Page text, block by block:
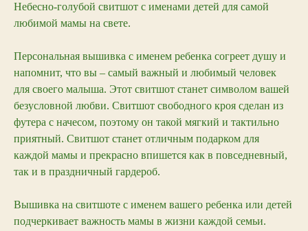
Небесно-голубой свитшот с именами детей для самой
любимой мамы на свете.
Персональная вышивка с именем ребенка согреет душу и
напомнит, что вы – самый важный и любимый человек
для своего малыша. Этот свитшот станет символом вашей
безусловной любви. Свитшот свободного кроя сделан из
футера с начесом, поэтому он такой мягкий и тактильно
приятный. Свитшот станет отличным подарком для
каждой мамы и прекрасно впишется как в повседневный,
так и в праздничный гардероб.
Вышивка на свитшоте с именем вашего ребенка или детей
подчеркивает важность мамы в жизни каждой семьи.